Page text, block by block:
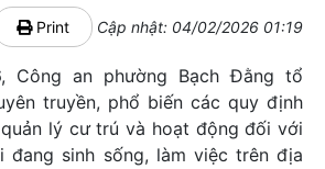
Print Cập nhật: 04/02/2026 01:19
Công an phường Bạch Đằng tổ
truyền, phổ biến các quy định
lý cư trú và hoạt động đối với
đang sinh sống, làm việc trên địa